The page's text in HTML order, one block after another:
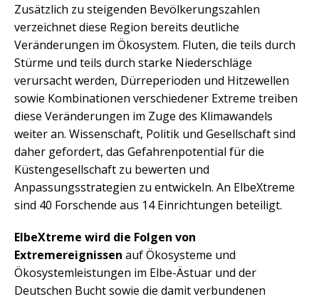
Zusätzlich zu steigenden Bevölkerungszahlen
verzeichnet diese Region bereits deutliche
Veränderungen im Ökosystem. Fluten, die teils durch
Stürme und teils durch starke Niederschläge
verursacht werden, Dürreperioden und Hitzewellen
sowie Kombinationen verschiedener Extreme treiben
diese Veränderungen im Zuge des Klimawandels
weiter an. Wissenschaft, Politik und Gesellschaft sind
daher gefordert, das Gefahrenpotential für die
Küstengesellschaft zu bewerten und
Anpassungsstrategien zu entwickeln. An ElbeXtreme
sind 40 Forschende aus 14 Einrichtungen beteiligt.
ElbeXtreme wird die Folgen von
Extremereignissen auf Ökosysteme und
Ökosystemleistungen im Elbe-Ästuar und der
Deutschen Bucht sowie die damit verbundenen